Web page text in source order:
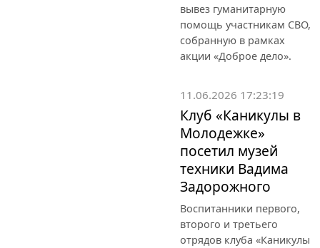
вывез гуманитарную
помощь участникам СВО,
собранную в рамках
акции «Доброе дело».
11.06.2026 17:23:19
Клуб «Каникулы в
Молодежке»
посетил музей
техники Вадима
Задорожного
Воспитанники первого,
второго и третьего
отрядов клуба «Каникулы